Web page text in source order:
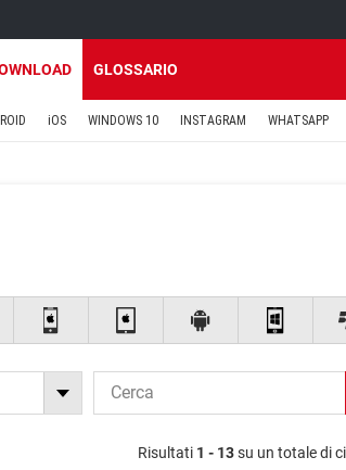
GLOSSARIO
iOS WINDOWS 10 INSTAGRAM WHATSAPP
Risultati 1 - 13su un totale di